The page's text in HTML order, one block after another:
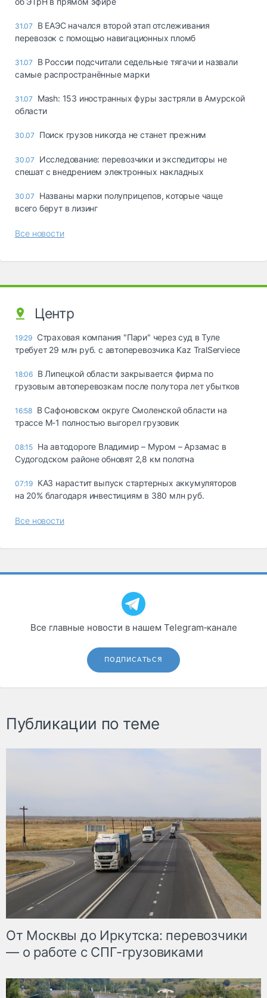
31.07
В ЕАЭС начался второй этап отслеживания
перевозок с помощью навигационных пломб
31.07
В России подсчитали седельные тягачи и назвали
самые распространённые марки
31.07
Mash: 153 иностранных фуры застряли в Амурской
области
30.07 Поиск грузов никогда не станет прежним
30.07
Исследование: перевозчики и экспедиторы не
спешат с внедрением электронных накладных
30.07
Названы марки полуприцепов, которые чаще
всего берут в лизинг
Все новости
Центр
19:29 Страховая компания "Пари" через суд в Туле
требует 29 млн руб. с автоперевозчика Kaz TralServiece
18:06 В Липецкой области закрывается фирма по
грузовым автоперевозкам после полутора лет убытков
16:58 В Сафоновском округе Смоленской области на
трассе М-1 полностью выгорел грузовик
08:15 На автодороге Владимир – Муром – Арзамас в
Судогодском районе обновят 2,8 км полотна
07:19 КАЗ нарастит выпуск стартерных аккумуляторов
на 20% благодаря инвестициям в 380 млн руб.
Все новости
Все главные новости в нашем Telegram‑канале
ПОДПИСАТЬСЯ
Публикации по теме
От Москвы до Иркутска: перевозчики
— о работе с СПГ-грузовиками